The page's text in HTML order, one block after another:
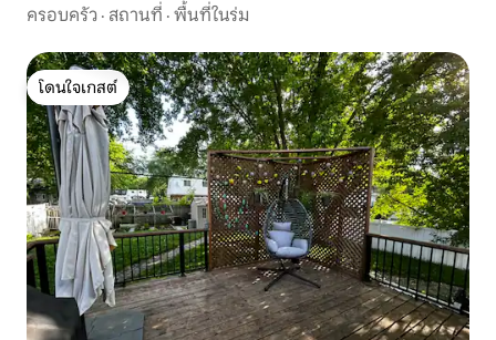
จอดรถฟรี
ครอบครัว · สถานที่ · พื้นที่ในร่ม
โดนใจเกสต์
โดนใจเกสต์